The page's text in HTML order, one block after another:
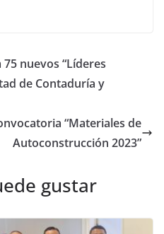
75 nuevos “Líderes
de Contaduría y
“Materiales de
Autoconstrucción 2023”
gustar